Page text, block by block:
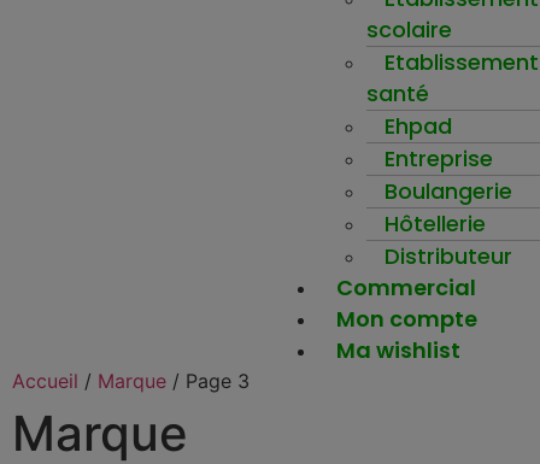
scolaire
santé
Ehpad
Entreprise
Boulangerie
Hôtellerie
Distributeur
Commercial
Mon compte
Ma wishlist
Accueil / Marque / Page 3
Marque